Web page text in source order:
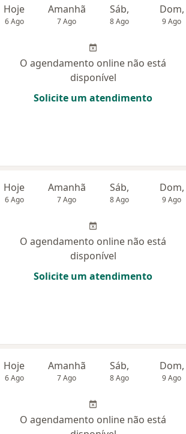
Hoje
6 Ago
Amanhã
7 Ago
Sáb,
8 Ago
Dom,
9 Ago
O agendamento online não está
disponível
Solicite um atendimento
Hoje
6 Ago
Amanhã
7 Ago
Sáb,
8 Ago
Dom,
9 Ago
O agendamento online não está
disponível
Solicite um atendimento
Hoje
6 Ago
Amanhã
7 Ago
Sáb,
8 Ago
Dom,
9 Ago
O agendamento online não está